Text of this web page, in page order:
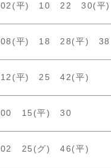
02(平) 10 22 30(
08(平) 18 28(平)
12(平) 25 42(平)
00 15(平) 30
02 25(グ) 46(平)